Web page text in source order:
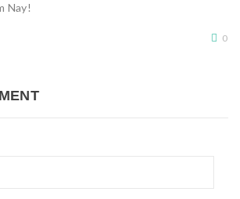
Nay!
0